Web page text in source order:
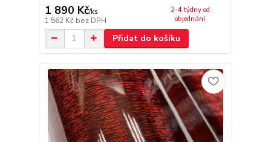
1 890 Kč/ks
1 562 Kč bez DPH
2-4 týdny od
objednání
Přidat do košíku